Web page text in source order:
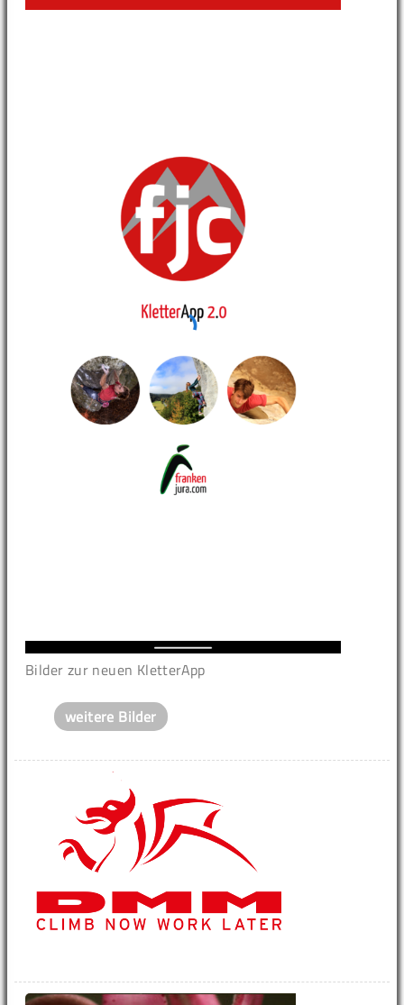
Bilder zur neuen KletterApp
weitere Bilder